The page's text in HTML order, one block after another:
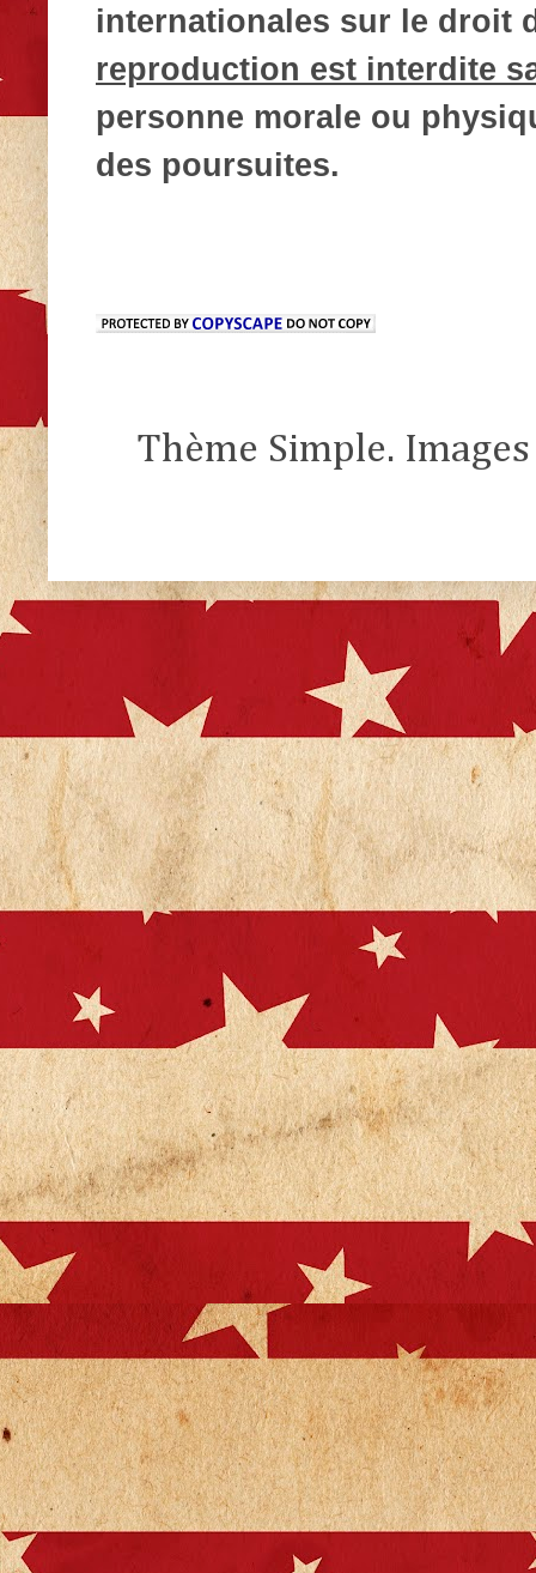
internationales sur le droit
reproduction est interdite
personne morale ou
des poursuites.
Thème Simple.